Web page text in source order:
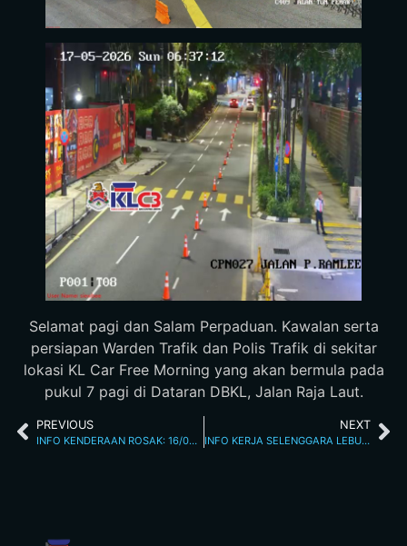
Selamat pagi dan Salam Perpaduan. Kawalan serta
persiapan Warden Trafik dan Polis Trafik di sekitar
lokasi KL Car Free Morning yang akan bermula pada
pukul 7 pagi di Dataran DBKL, Jalan Raja Laut.
PREVIOUS
INFO KENDERAAN ROSAK: 16/05/2026 03.20PM JALAN LOKE YEW
NEXT
INFO KERJA SELENGGARA LEBUHRAYA SULTAN ISKANDAR 17.5.2026